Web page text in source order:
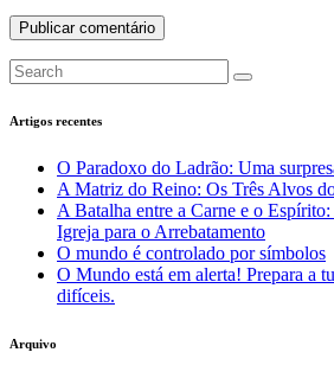
Artigos recentes
O Paradoxo do Ladrão: Uma
A Matriz do Reino: Os Três Alvos
A Batalha entre a Carne e o
Igreja para o Arrebatamento
O mundo é controlado por símbolos
O Mundo está em alerta! Prepara a
difíceis.
Arquivo